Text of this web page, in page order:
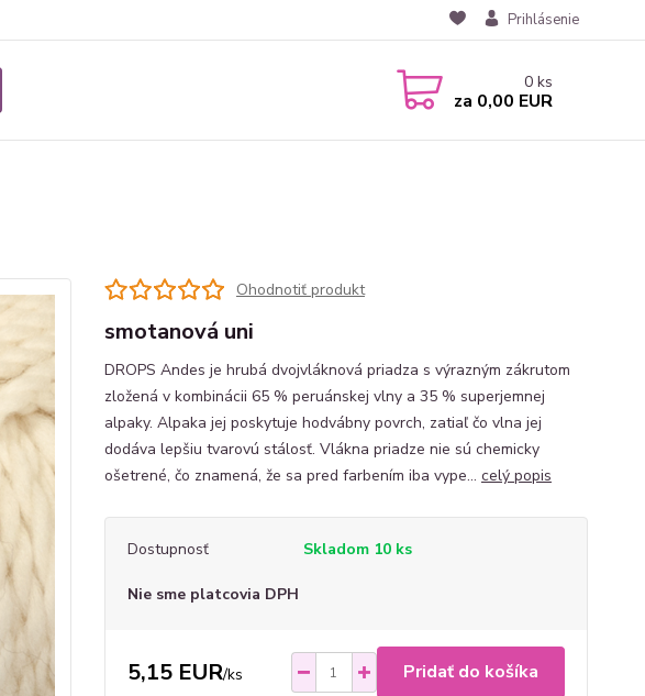
Prihlásenie
0 ks
za 0,00 EUR
Ohodnotiť produkt
smotanová uni
DROPS Andes je hrubá dvojvláknová priadza s výrazným zákrutom
zložená v kombinácii 65 % peruánskej vlny a 35 % superjemnej
alpaky. Alpaka jej poskytuje hodvábny povrch, zatiaľ čo vlna jej
dodáva lepšiu tvarovú stálosť. Vlákna priadze nie sú chemicky
ošetrené, čo znamená, že sa pred farbením iba vype... celý popis
Dostupnosť Skladom 10 ks
Nie sme platcovia DPH
5,15 EUR/ks Pridať do košíka